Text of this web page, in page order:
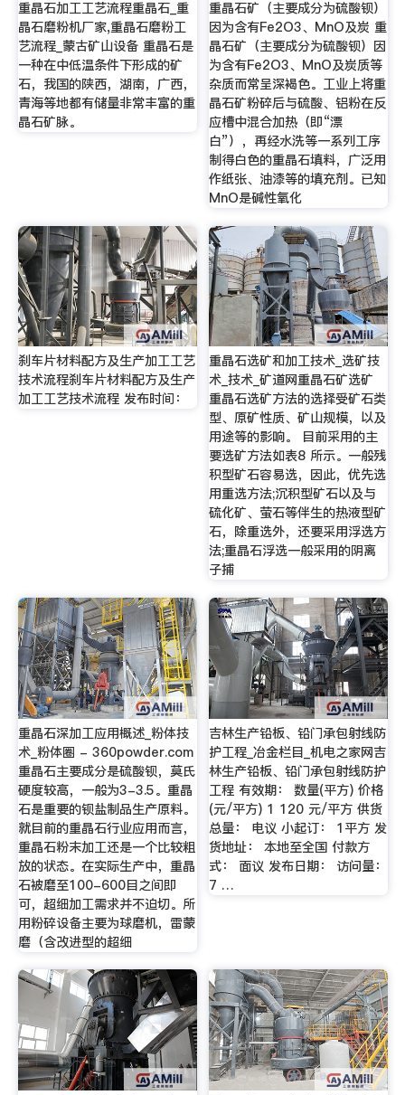
重晶石加工工艺流程重晶石_重
晶石磨粉机厂家,重晶石磨粉工
艺流程_蒙古矿山设备 重晶石是
一种在中低温条件下形成的矿
石，我国的陕西，湖南，广西，
青海等地都有储量非常丰富的重
晶石矿脉。
重晶石矿（主要成分为硫酸钡）
因为含有Fe2O3、MnO及炭 重
晶石矿（主要成分为硫酸钡）因
为含有Fe2O3、MnO及炭质等
杂质而常呈深褐色。工业上将重
晶石矿粉碎后与硫酸、铝粉在反
应槽中混合加热（即“漂
白”），再经水洗等一系列工序
制得白色的重晶石填料，广泛用
作纸张、油漆等的填充剂。已知
MnO是碱性氧化
刹车片材料配方及生产加工工艺
技术流程刹车片材料配方及生产
加工工艺技术流程 发布时间：
重晶石选矿和加工技术_选矿技
术_技术_矿道网重晶石矿选矿
重晶石选矿方法的选择受矿石类
型、原矿性质、矿山规模，以及
用途等的影响。 目前采用的主
要选矿方法如表8 所示。一般残
积型矿石容易选，因此，优先选
用重选方法;沉积型矿石以及与
硫化矿、萤石等伴生的热液型矿
石，除重选外，还要采用浮选方
法;重晶石浮选一般采用的阴离
子捕
重晶石深加工应用概述_粉体技
术_粉体圈 - 360powder.com
重晶石主要成分是硫酸钡，莫氏
硬度较高，一般为3-3.5。重晶
石是重要的钡盐制品生产原料。
就目前的重晶石行业应用而言，
重晶石粉末加工还是一个比较粗
放的状态。在实际生产中，重晶
石被磨至100-600目之间即
可，超细加工需求并不迫切。所
用粉碎设备主要为球磨机，雷蒙
磨（含改进型的超细
吉林生产铅板、铅门承包射线防
护工程_冶金栏目_机电之家网吉
林生产铅板、铅门承包射线防护
工程 有效期： 数量(平方) 价格
(元/平方) 1 120 元/平方 供货
总量： 电议 小起订： 1平方 发
货地址： 本地至全国 付款方
式： 面议 发布日期： 访问量：
7 …